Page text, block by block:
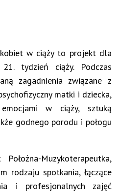
w ciąży to projekt dla
tydzień ciąży. Podczas
zagadnienia związane z
matki i dziecka,
w ciąży, sztuką
godnego porodu i połogu
Muzykoterapeutka,
rodzaju spotkania, łączące
i profesjonalnych zajęć